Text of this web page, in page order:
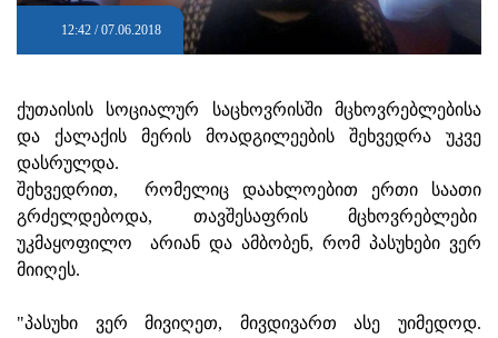
12:42 / 07.06.2018
ქუთაისის სოციალურ საცხოვრისში მცხოვრებლებისა
და ქალაქის მერის მოადგილეების შეხვედრა უკვე
დასრულდა.
შეხვედრით, რომელიც დაახლოებით ერთი საათი
გრძელდებოდა, თავშესაფრის მცხოვრებლები
უკმაყოფილო არიან და ამბობენ, რომ პასუხები ვერ
მიიღეს.
"პასუხი ვერ მივიღეთ, მივდივართ ასე უიმედოდ.